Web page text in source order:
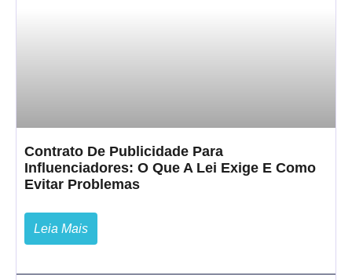
Contrato De Publicidade Para
Influenciadores: O Que A Lei Exige E Como
Evitar Problemas
Leia Mais